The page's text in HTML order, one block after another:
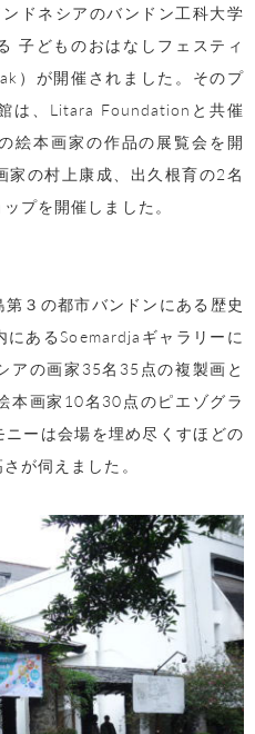
ドネシアのバンドン工科大学
子どものおはなしフェスティ
）が開催されました。そのプ
は、Litara Foundationと共催
絵本画家の作品の展覧会を開
の村上康成、出久根育の2名
プを開催しました。
３の都市バンドンにある歴史
あるSoemardjaギャラリーに
アの画家35名35点の複製画と
本画家10名30点のピエゾグラ
ーは会場を埋め尽くすほどの
が伺えました。